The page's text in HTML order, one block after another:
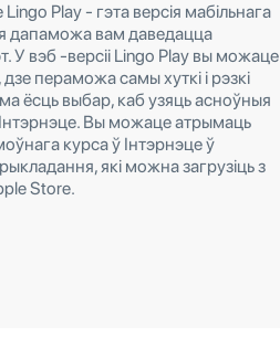
Play - гэта версія мабільнага
дапаможа вам даведацца
У вэб -версіі Lingo Play вы можаце
пераможа самы хуткі і рэзкі
ёсць выбар, каб узяць асноўныя
Інтэрнэце. Вы можаце атрымаць
курса ў Інтэрнэце ў
які можна загрузіць з
Store.